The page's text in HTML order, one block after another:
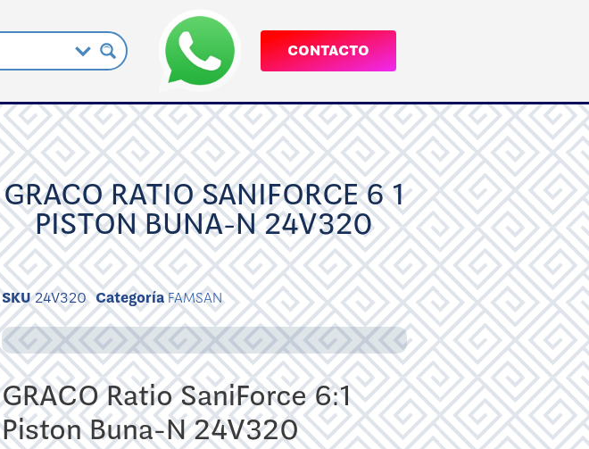
CONTACTO
GRACO RATIO SANIFORCE 6 1
PISTON BUNA-N 24V320
SKU24V320 CategoríaFAMSAN
GRACO Ratio SaniForce 6:1
Piston Buna-N 24V320